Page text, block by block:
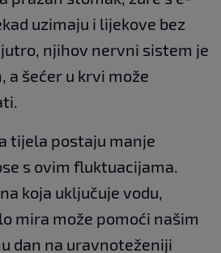
uzimaju i lijekove bez
njihov nervni sistem je
šećer u krvi može
tijela postaju manje
s ovim fluktuacijama.
koja uključuje vodu,
mira može pomoći našim
dan na uravnoteženiji